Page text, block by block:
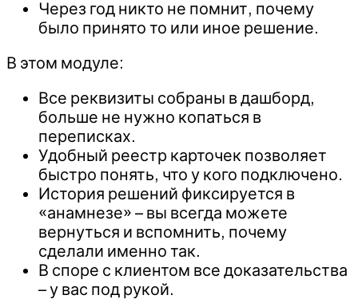
Через год никто не помнит, почему
было принято то или иное решение.
В этом модуле:
Все реквизиты собраны в дашборд,
больше не нужно копаться в
переписках.
Удобный реестр карточек позволяет
быстро понять, что у кого подключено.
История решений фиксируется в
«анамнезе» – вы всегда можете
вернуться и вспомнить, почему
сделали именно так.
В споре с клиентом все доказательства
– у вас под рукой.